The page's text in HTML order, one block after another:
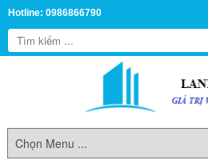
Hotline: 0986866790